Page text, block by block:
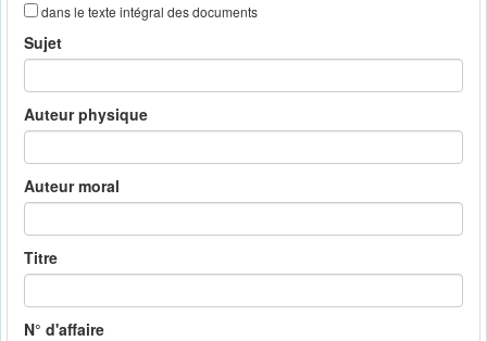
dans le texte intégral des documents
Sujet
Auteur physique
Auteur moral
Titre
N° d'affaire